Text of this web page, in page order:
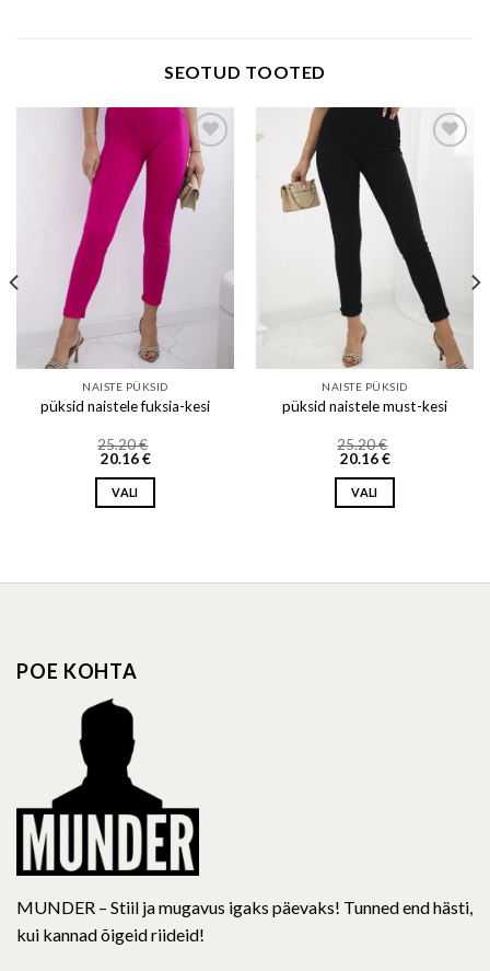
SEOTUD TOOTED
Add to wishlist
NAISTE PÜKSID
püksid naistele fuksia-kesi
25.20€
20.16€
VALI
multiple
may
chosen
on
the
product
page
Add to wishlist
NAISTE PÜKSID
püksid naistele must-kesi
25.20€
20.16€
VALI
multiple
POE KOHTA
MUNDER – Stiil ja mugavus igaks päevaks! Tunned end hästi,
kui kannad õigeid riideid!